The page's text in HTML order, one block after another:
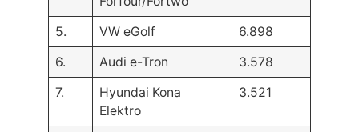
5. VW eGolf
6.898
6.
Audi e-Tron
3.578
7.
Hyundai Kona
Elektro
3.521